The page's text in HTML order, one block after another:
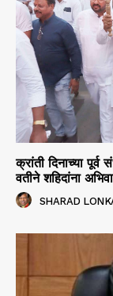
क्रांती दिनाच्या
वतीने शहिदांना
SHARAD